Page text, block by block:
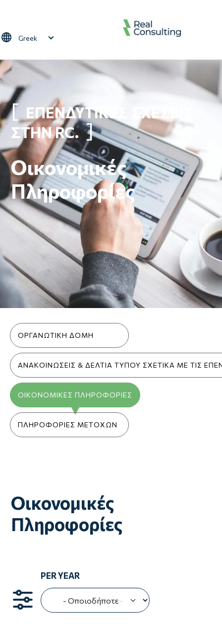
Select your language
ΕΠΕΝΔΥΤΙΚΈΣ ΣΧΈΣΕΙΣ
ΣΤΗΝ RC.
Οικονομικές
Πληροφορίες
Inner menu (pages)
ΟΡΓΑΝΩΤΙΚΗ ΔΟΜΗ
ΑΝΑΚΟΙΝΩΣΕΙΣ & ΔΕΛΤΙΑ ΤΥΠΟΥ ΣΧΕΤΙΚΑ ΜΕ ΤΙΣ
ΟΙΚΟΝΟΜΙΚΕΣ ΠΛΗΡΟΦΟΡΙΕΣ
ΠΛΗΡΟΦΟΡΙΕΣ ΜΕΤΟΧΩΝ
Οικονομικές
Πληροφορίες
PER YEAR